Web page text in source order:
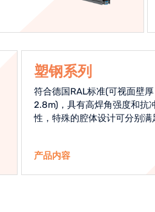
塑钢系列
符合德国RAL标准(可视面壁厚
2.8m)，具有高焊角强度和抗
性，特殊的腔体设计可分别满
产品内容